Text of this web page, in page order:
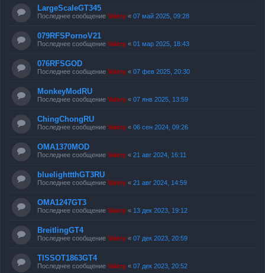
LargeScaleGT345
Последнее сообщение Valery « 07 май 2025, 09:28
079RFSPornoV21
Последнее сообщение Valery « 01 мар 2025, 18:43
076RFSGOD
Последнее сообщение Valery « 07 фев 2025, 20:30
MonkeyModRU
Последнее сообщение Valery « 07 янв 2025, 13:59
ChingChongRU
Последнее сообщение Valery « 06 сен 2024, 09:26
OMA1370MOD
Последнее сообщение Valery « 21 авг 2024, 16:11
bluelighttthGT3RU
Последнее сообщение Valery « 21 авг 2024, 14:59
OMA1247GT3
Последнее сообщение Valery « 13 дек 2023, 19:12
BreitlingGT4
Последнее сообщение Valery « 07 дек 2023, 20:59
TISSOT1863GT4
Последнее сообщение Valery « 07 дек 2023, 20:52